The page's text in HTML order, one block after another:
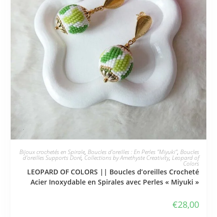
JE L'ADOPTE
Bijoux crochetés en Spirale, Boucles d'oreilles : En Perles "Miyuki", Boucles
d'oreilles Supports Doré, Collections by Amethyste Creativity, Leopard of
Colors
LEOPARD OF COLORS || Boucles d’oreilles Crocheté
Acier Inoxydable en Spirales avec Perles « Miyuki »
€28,00